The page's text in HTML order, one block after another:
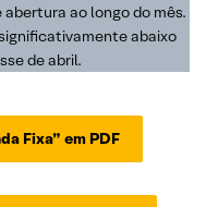
ao longo do mês.
abaixo
de abril.
Fixa” em PDF